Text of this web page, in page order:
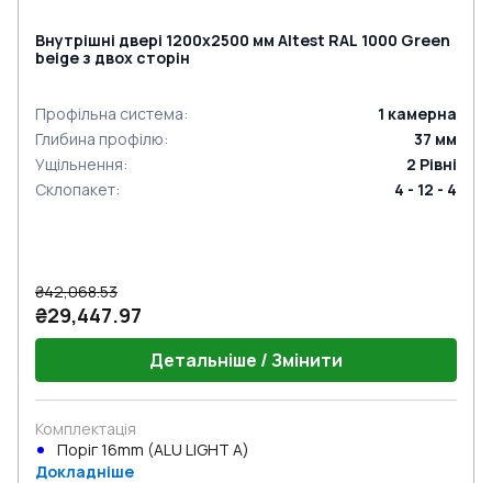
Внутрішні двері 1200x2500 мм Altest RAL 1000 Green
beige з двох сторін
Профільна система: 1 камерна
Глибина профілю: 37 мм
Ущільнення: 2 Рівні
Склопакет: 4 - 12 - 4
₴42,068.53
₴29,447.97
Детальніше / Змінити
Комплектація
Поріг 16mm (ALU LIGHT A)
Докладніше